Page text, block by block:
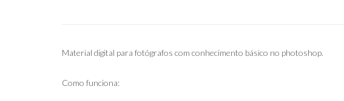
Material digital para fotógrafos com conhecimento básico no photoshop.
Como funciona: